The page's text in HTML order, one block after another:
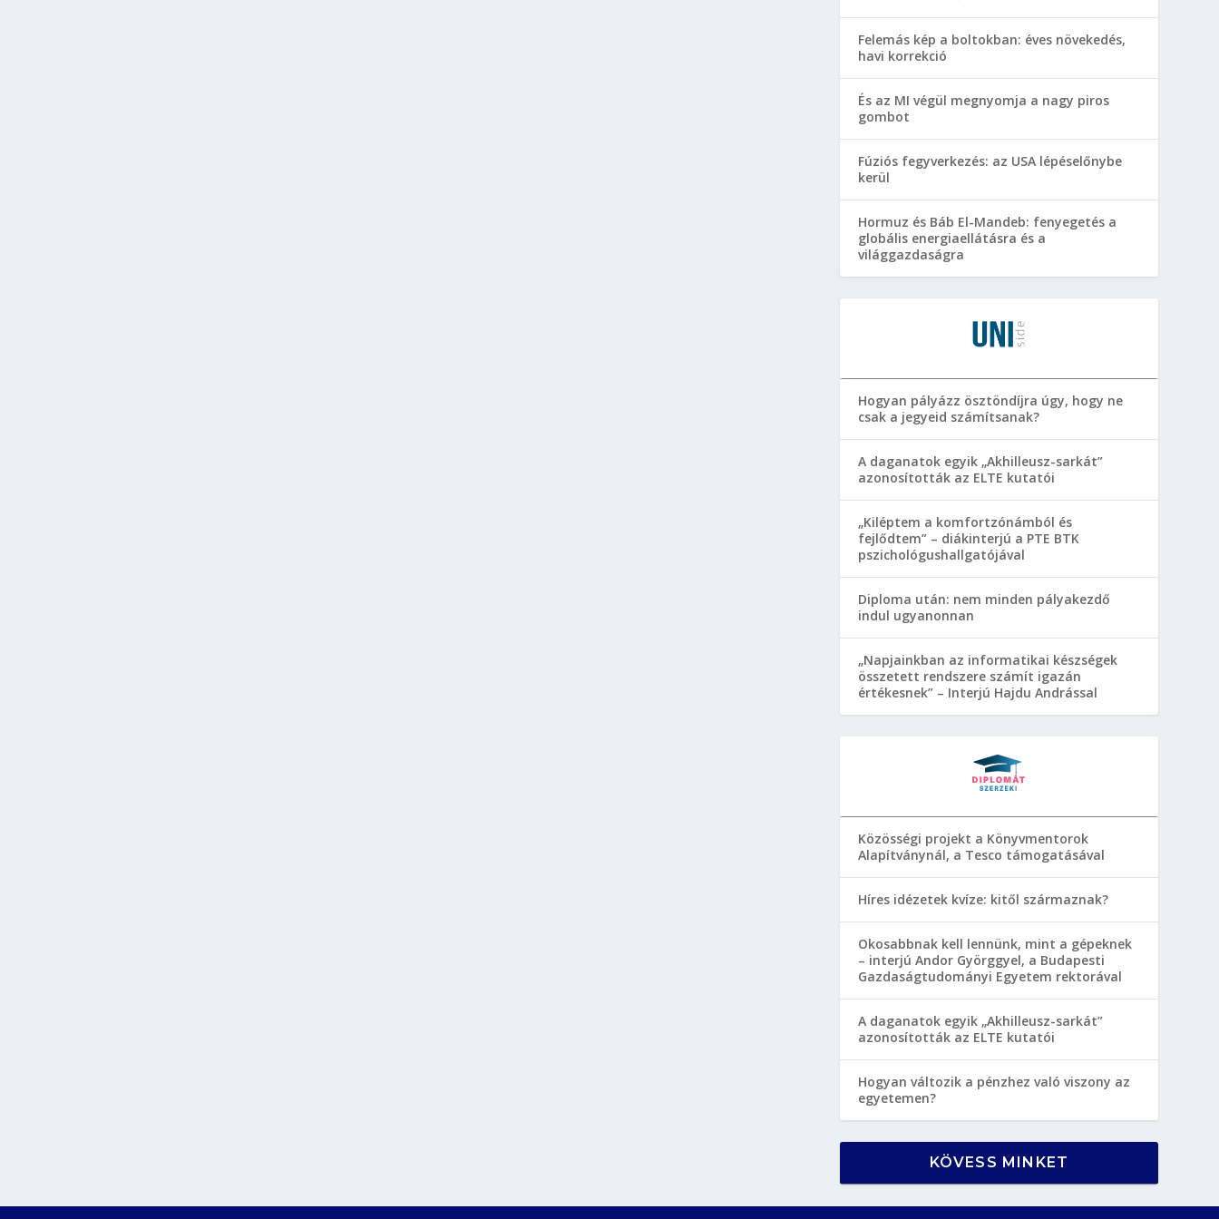
Felemás kép a boltokban: éves növekedés,
havi korrekció
És az MI végül megnyomja a nagy piros
gombot
Fúziós fegyverkezés: az USA lépéselőnybe
kerül
Hormuz és Báb El-Mandeb: fenyegetés a
globális energiaellátásra és a
világgazdaságra
Hogyan pályázz ösztöndíjra úgy, hogy ne
csak a jegyeid számítsanak?
A daganatok egyik „Akhilleusz-sarkát”
azonosították az ELTE kutatói
„Kiléptem a komfortzónámból és
fejlődtem” – diákinterjú a PTE BTK
pszichológushallgatójával
Diploma után: nem minden pályakezdő
indul ugyanonnan
„Napjainkban az informatikai készségek
összetett rendszere számít igazán
értékesnek” – Interjú Hajdu Andrással
Közösségi projekt a Könyvmentorok
Alapítványnál, a Tesco támogatásával
Híres idézetek kvíze: kitől származnak?
Okosabbnak kell lennünk, mint a gépeknek
– interjú Andor Györggyel, a Budapesti
Gazdaságtudományi Egyetem rektorával
A daganatok egyik „Akhilleusz-sarkát”
azonosították az ELTE kutatói
Hogyan változik a pénzhez való viszony az
egyetemen?
KÖVESS MINKET